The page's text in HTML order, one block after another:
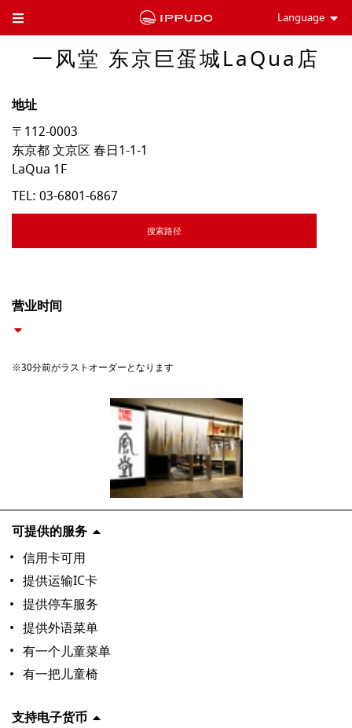
Toggle Header Menu Language
一风堂 东京巨蛋城LaQua店
地址
〒112-0003
东京都文京区春日1-1-1
LaQua 1F
TEL: 03-6801-6867
搜索路径
营业时间
※30分前がラストオーダーとなります
可提供的服务
信用卡可用
提供运输IC卡
提供停车服务
提供外语菜单
有一个儿童菜单
有一把儿童椅
支持电子货币